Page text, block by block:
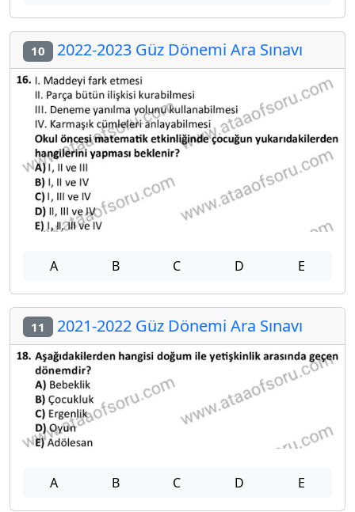
10 2022-2023 Güz Dönemi Ara Sınavı
A B C D E
11 2021-2022 Güz Dönemi Ara Sınavı
A B C D E